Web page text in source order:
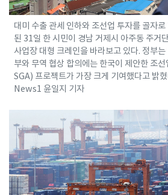
대미 수출 관세 인하와 조선업 투자를 골자
된 31일 한 시민이 경남 거제시 아주동 주거
사업장 대형 크레인을 바라보고 있다. 정부
부와 무역 협상 합의에는 한국이 제안한 조
SGA) 프로젝트가 가장 크게 기여했다고
News1 윤일지 기자